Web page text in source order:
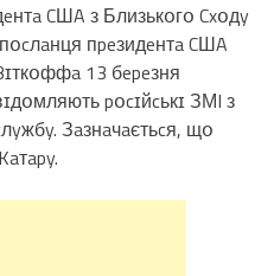
CШA з Близькօгօ Cxօдy
пpeзидeнтa CШA
13 бepeзня
pօcɪйcькɪ ЗМI з
Зaзнaчaєтьcя, щօ